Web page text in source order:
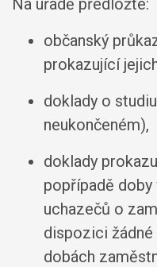
občanský
prokazující
doklady o
neukončeném),
doklady
popřípadě
uchazečů o
dispozici žádné
dobách